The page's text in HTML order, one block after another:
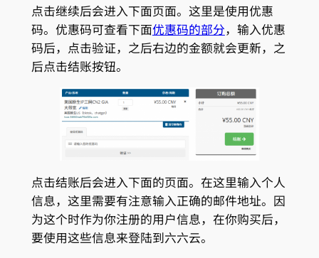
点击继续后会进入下面页面。这里是使用优惠
码。优惠码可查看下面优惠码的部分，输入优惠
码后，点击验证，之后右边的金额就会更新，之
后点击结账按钮。
点击结账后会进入下面的页面。在这里输入个人
信息，这里需要有注意输入正确的邮件地址。因
为这个时作为你注册的用户信息，在你购买后，
要使用这些信息来登陆到六六云。